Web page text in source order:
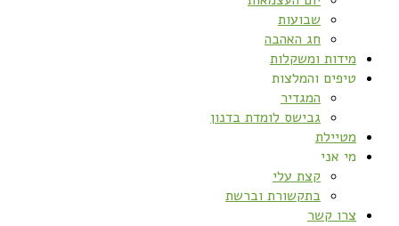
שבועות
חג האהבה
מידות ומשקלות
טיפים והמלצות
המגדיר
גבישס לומדת בדנון
מטיילת
מי אני
קצת עלי
בתקשורת וברשת
צרו קשר